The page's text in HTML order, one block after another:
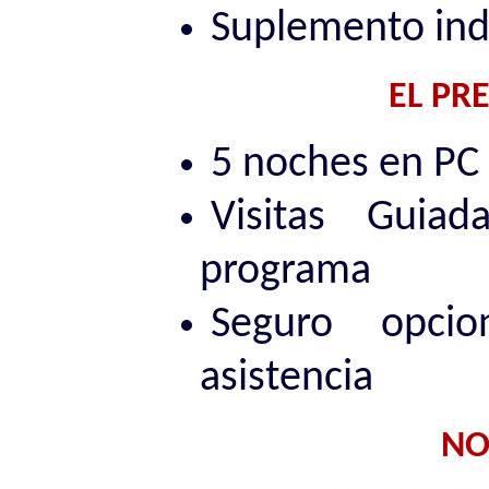
Suplemento
EL
5 noches en
Visitas
programa
Seguro
asistencia